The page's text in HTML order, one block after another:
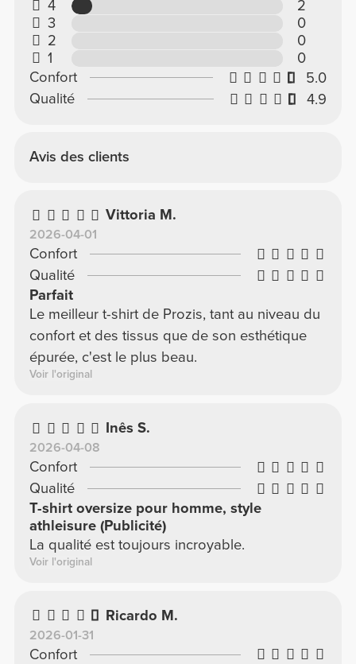
4
2
3
0
2
0
1
0
Confort
5.0
Qualité
4.9
Avis des clients
Vittoria M.
2026-04-01
Confort
Qualité
Parfait
Le meilleur t-shirt de Prozis, tant au niveau du
confort et des tissus que de son esthétique
épurée, c'est le plus beau.
Voir l'original
Inês S.
2026-04-08
Confort
Qualité
T-shirt oversize pour homme, style
athleisure (Publicité)
La qualité est toujours incroyable.
Voir l'original
Ricardo M.
2026-01-31
Confort